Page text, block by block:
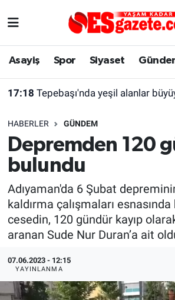
Asayiş Spor Siyaset
17:18 Tepebaşı'nda yeşil alanlar büyüyor, kırsala yeni
17:16 Eskişehir büyükşehir belediyesinden
HABERLER GÜNDEM
Depremden 120
bulundu
Adıyaman'da 6 Şubat
kaldırma çalışmaları
cesedin, 120 gündür kayıp
aranan Sude Nur Duran’a ait
07.06.2023 - 12:15
YAYINLANMA
Asayiş
Türkiye
Dünya
Sağlık
Alış-Veriş/İş dünyası
Yaşam
Eskişehirspor Arşivi
Eskişehir Arşivi
Röportaj
Ekonomi
Kültür Sanat
Politika
Eskişehir Nöbetçi Eczaneler
Süper Lig Puan Durumu ve
Tüm Manşetler
Son Dakika Haberleri
Haber Arşivi